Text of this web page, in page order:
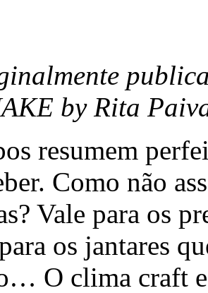
by Rita
resumem
Como não
Vale para os
os jantares
O clima craft